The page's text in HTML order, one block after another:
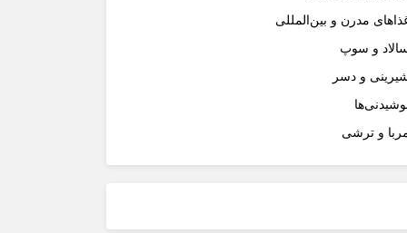
مدرن و بین‌المللی
و سوپ
و دسر
و ترشی